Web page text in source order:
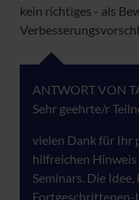
kein richtiges - als
ANTWORT VON
Sehr geehrte/r
vielen Dank für Ihr
hilfreichen
Seminars. Die
Fortgeschrittenen-